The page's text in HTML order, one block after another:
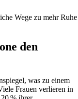
Wege zu mehr Ruhe
den
was zu einem
Frauen verlieren in